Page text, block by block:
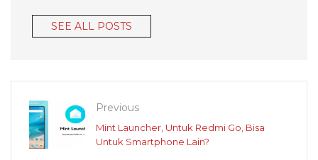
SEE ALL POSTS
Previous
Mint Launcher, Untuk Redmi Go, Bisa
Untuk Smartphone Lain?